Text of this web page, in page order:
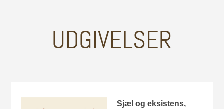
UDGIVELSER
Sjæl og eksistens,